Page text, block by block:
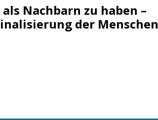
Nachbarn zu haben –
der Menschen